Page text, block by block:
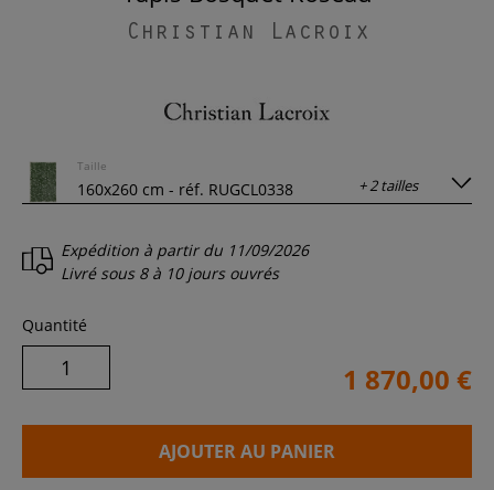
Christian Lacroix
+ 2 tailles
Taille
Expédition à partir du 11/09/2026
Livré sous 8 à 10 jours ouvrés
Quantité
1 870,00 €
AJOUTER AU PANIER